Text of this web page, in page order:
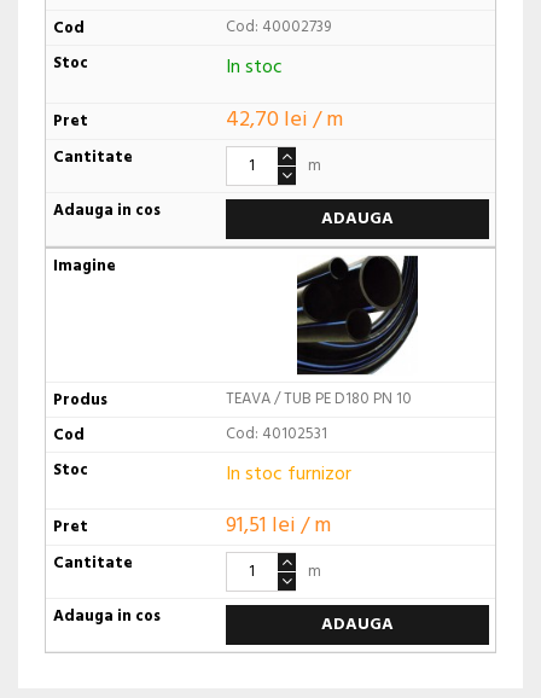
Cod: 40002739
In stoc
42,70 lei / m
m
ADAUGA
TEAVA / TUB PE D180 PN 10
Cod: 40102531
In stoc furnizor
91,51 lei / m
m
ADAUGA